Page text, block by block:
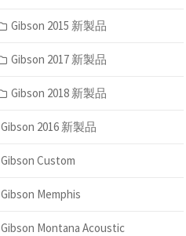
Gibson 2015 新製品
Gibson 2017 新製品
Gibson 2018 新製品
Gibson 2016 新製品
Gibson Custom
Gibson Memphis
Gibson Montana Acoustic